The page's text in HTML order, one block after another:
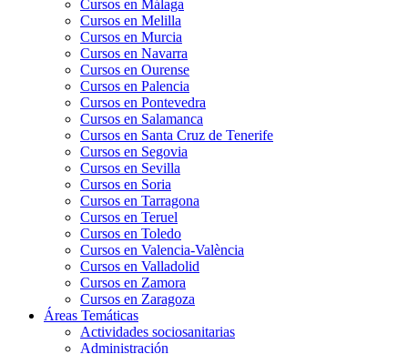
Cursos en Málaga
Cursos en Melilla
Cursos en Murcia
Cursos en Navarra
Cursos en Ourense
Cursos en Palencia
Cursos en Pontevedra
Cursos en Salamanca
Cursos en Santa Cruz de Tenerife
Cursos en Segovia
Cursos en Sevilla
Cursos en Soria
Cursos en Tarragona
Cursos en Teruel
Cursos en Toledo
Cursos en Valencia-València
Cursos en Valladolid
Cursos en Zamora
Cursos en Zaragoza
Áreas Temáticas
Actividades sociosanitarias
Administración